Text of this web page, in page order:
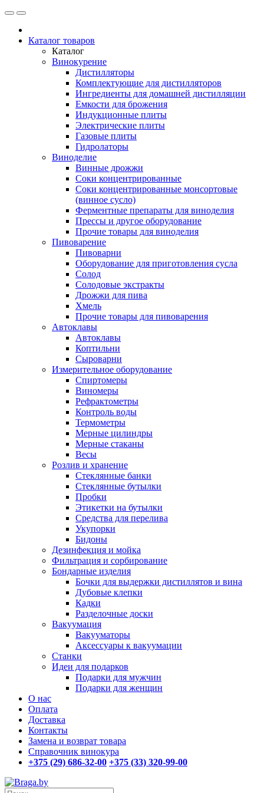
Каталог товаров
Каталог
Винокурение
Дистилляторы
Комплектующие для дистилляторов
Ингредиенты для домашней дистилляции
Емкости для брожения
Индукционные плиты
Электрические плиты
Газовые плиты
Гидролаторы
Виноделие
Винные дрожжи
Соки концентрированные
Соки концентрированные монсортовые
(винное сусло)
Ферментные препараты для виноделия
Прессы и другое оборудование
Прочие товары для виноделия
Пивоварение
Пивоварни
Оборудование для приготовления сусла
Солод
Солодовые экстракты
Дрожжи для пива
Хмель
Прочие товары для пивоварения
Автоклавы
Автоклавы
Коптильни
Сыроварни
Измерительное оборудование
Спиртомеры
Виномеры
Рефрактометры
Контроль воды
Термометры
Мерные цилиндры
Мерные стаканы
Весы
Розлив и хранение
Стеклянные банки
Стеклянные бутылки
Пробки
Этикетки на бутылки
Средства для перелива
Укупорки
Бидоны
Дезинфекция и мойка
Фильтрация и сорбирование
Бондарные изделия
Бочки для выдержки дистиллятов и вина
Дубовые клепки
Кадки
Разделочные доски
Вакуумация
Вакууматоры
Аксессуары к вакуумации
Станки
Идеи для подарков
Подарки для мужчин
Подарки для женщин
О нас
Оплата
Доставка
Контакты
Замена и возврат товара
Справочник винокура
+375 (29) 686-32-00 +375 (33) 320-99-00